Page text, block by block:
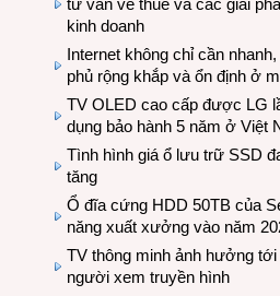
tư vấn về thuế và các giải
kinh doanh
Internet không chỉ cần
phủ rộng khắp và ổn định ở
TV OLED cao cấp được LG
dụng bảo hành 5 năm ở Việt
Tình hình giá ổ lưu trữ SSD
tăng
Ổ đĩa cứng HDD 50TB của
năng xuất xưởng vào năm
TV thông minh ảnh hưởng tới
người xem truyền hình